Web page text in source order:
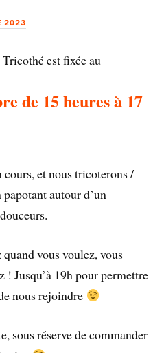
2023
est fixée au
de 15 heures à 17
et nous tricoterons /
autour d’un
vous voulez, vous
! Jusqu’à 19h pour permettre
nous rejoindre
sous réserve de commander